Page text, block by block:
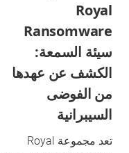
Royal
Ransomware
سيئة السمعة:
الكشف عن عهدها
من الفوضى
السيبرانية
تعد مجموعة Royal